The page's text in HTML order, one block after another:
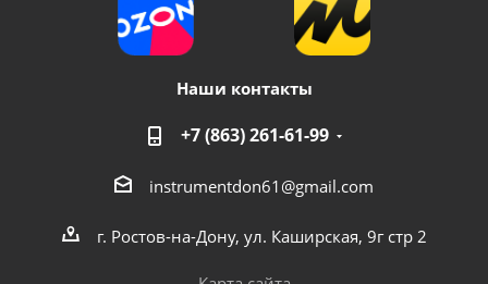
Наши контакты
+7 (863) 261-61-99
instrumentdon61@gmail.com
г. Ростов-на-Дону, ул. Каширская, 9г стр 2